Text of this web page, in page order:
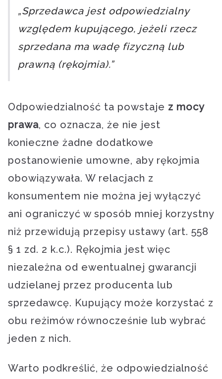
„Sprzedawca jest odpowiedzialny
względem kupującego, jeżeli rzecz
sprzedana ma wadę fizyczną lub
prawną (rękojmia).”
Odpowiedzialność ta powstaje z mocy
prawa, co oznacza, że nie jest
konieczne żadne dodatkowe
postanowienie umowne, aby rękojmia
obowiązywała. W relacjach z
konsumentem nie można jej wyłączyć
ani ograniczyć w sposób mniej korzystny
niż przewidują przepisy ustawy (art. 558
§ 1 zd. 2 k.c.). Rękojmia jest więc
niezależna od ewentualnej gwarancji
udzielanej przez producenta lub
sprzedawcę. Kupujący może korzystać z
obu reżimów równocześnie lub wybrać
jeden z nich.
Warto podkreślić, że odpowiedzialność